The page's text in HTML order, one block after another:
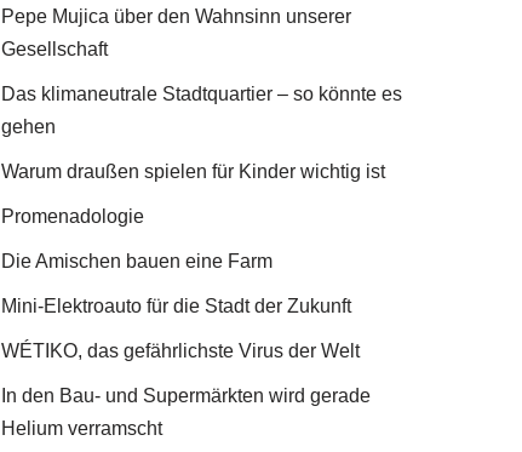
Pepe Mujica über den Wahnsinn unserer
Gesellschaft
Das klimaneutrale Stadtquartier – so könnte es
gehen
Warum draußen spielen für Kinder wichtig ist
Promenadologie
Die Amischen bauen eine Farm
Mini-Elektroauto für die Stadt der Zukunft
WÉTIKO, das gefährlichste Virus der Welt
In den Bau- und Supermärkten wird gerade
Helium verramscht